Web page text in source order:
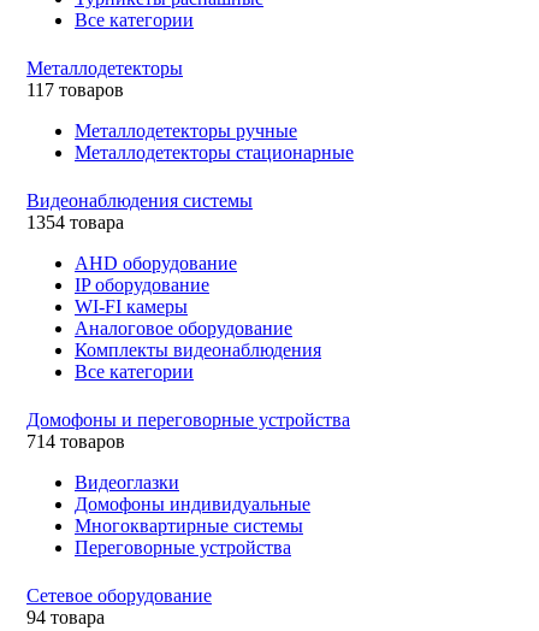
Все категории
Металлодетекторы
117 товаров
Металлодетекторы ручные
Металлодетекторы стационарные
Видеонаблюдения cистемы
1354 товара
AHD оборудование
IP оборудование
WI-FI камеры
Аналоговое оборудование
Комплекты видеонаблюдения
Все категории
Домофоны и переговорные устройства
714 товаров
Видеоглазки
Домофоны индивидуальные
Многоквартирные системы
Переговорные устройства
Сетевое оборудование
94 товара